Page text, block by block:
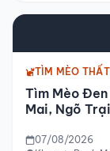
TÌM MÈO
Tìm Mèo
Mai, Ngõ
07/08/2026